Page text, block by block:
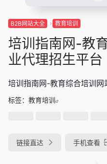
B2B网站大全 教育培训
培训指南网-教
业代理招生平台
培训指南网-教育综合培训网
标签： 教育培训
链接直达 手机查看